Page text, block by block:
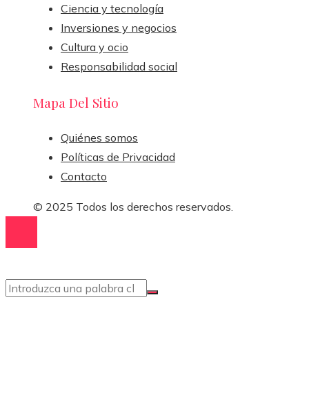
Ciencia y tecnología
Inversiones y negocios
Cultura y ocio
Responsabilidad social
Mapa Del Sitio
Quiénes somos
Políticas de Privacidad
Contacto
© 2025 Todos los derechos reservados.